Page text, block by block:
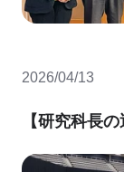
2026/04/13
【研究科長